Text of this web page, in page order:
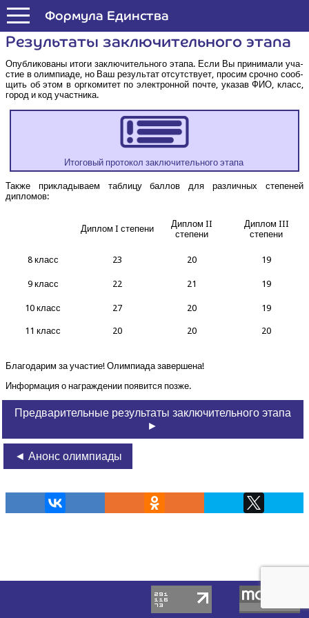
Формула Единства
Резуль­та­ты заклю­чи­тель­но­го этапа
Опуб­ли­ко­ва­ны ито­ги заклю­чи­тель­но­го эта­па. Если Вы при­ни­ма­ли уча­
стие в олим­пиа­де, но Ваш резуль­тат отсут­ству­ет, про­сим сроч­но сооб­
щить об этом в орг­ко­ми­тет по элек­трон­ной почте, ука­зав ФИО, класс,
город и код участника.
Ито­го­вый про­то­кол заклю­чи­тель­но­го этапа
Так­же при­кла­ды­ва­ем таб­ли­цу бал­лов для раз­лич­ных сте­пе­ней
дипломов:
Диплом I степени
Диплом II
степени
Диплом III
степени
8 класс 23 20 19
9 класс 22 21 19
10 класс 27 20 19
11 класс 20 20 20
Бла­го­да­рим за уча­стие! Олим­пи­а­да завершена!
Инфор­ма­ция о награж­де­нии появит­ся позже.
Предварительные результаты заключительного этапа
►
◄ Анонс олимпиады